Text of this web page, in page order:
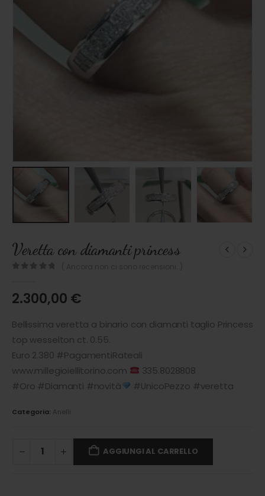
Veretta con diamanti princess
2.300,00 €
Bellissima veretta a binario con diamanti taglio Princess
top wesselton ct. 0.55.
Euro 2.380 #PagamentiRateali
www.millegioiellitorino.com
335.8028808
#Oro #Diamanti #novità
#UnicoPezzo #veretta
Categoria: Anelli
AGGIUNGI AL CARRELLO